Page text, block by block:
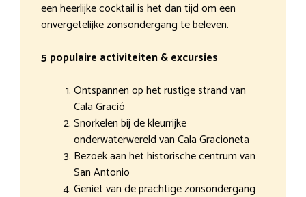
een heerlijke cocktail is het dan tijd om een
onvergetelijke zonsondergang te beleven.
5 populaire activiteiten & excursies
Ontspannen op het rustige strand van
Cala Gració
Snorkelen bij de kleurrijke
onderwaterwereld van Cala Gracioneta
Bezoek aan het historische centrum van
San Antonio
Geniet van de prachtige zonsondergang